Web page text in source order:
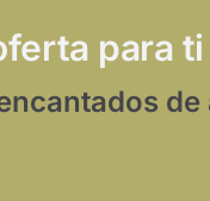
para ti